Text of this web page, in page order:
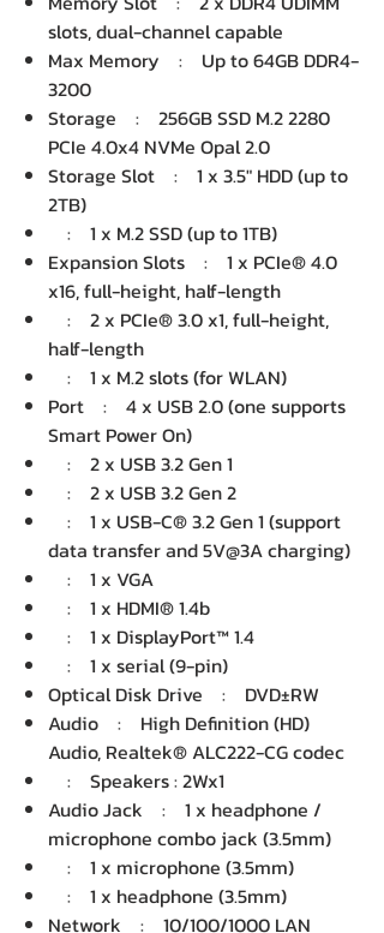
slots, dual-channel capable
Max Memory : Up to 64GB DDR4-
3200
Storage : 256GB SSD M.2 2280
PCIe 4.0x4 NVMe Opal 2.0
Storage Slot : 1 x 3.5" HDD (up to
2TB)
: 1 x M.2 SSD (up to 1TB)
Expansion Slots : 1 x PCIe® 4.0
x16, full-height, half-length
: 2 x PCIe® 3.0 x1, full-height,
half-length
: 1 x M.2 slots (for WLAN)
Port : 4 x USB 2.0 (one supports
Smart Power On)
: 2 x USB 3.2 Gen 1
: 2 x USB 3.2 Gen 2
: 1 x USB-C® 3.2 Gen 1 (support
data transfer and 5V@3A charging)
: 1 x VGA
: 1 x HDMI® 1.4b
: 1 x DisplayPort™ 1.4
: 1 x serial (9-pin)
Optical Disk Drive : DVD±RW
Audio : High Definition (HD)
Audio, Realtek® ALC222-CG codec
: Speakers : 2Wx1
Audio Jack : 1 x headphone /
microphone combo jack (3.5mm)
: 1 x microphone (3.5mm)
: 1 x headphone (3.5mm)
Network : 10/100/1000 LAN